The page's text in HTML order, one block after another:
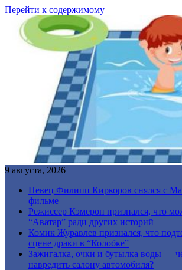
Перейти к содержимому
9 августа, 2026
Певец Филипп Киркоров снялся с
фильме
Режиссер Кэмерон признался, что
“Аватар” ради других историй
Комик Журавлев признался, что
сцене драки в “Колобке”
Зажигалка, очки и бутылка воды —
навредить салону автомобиля?